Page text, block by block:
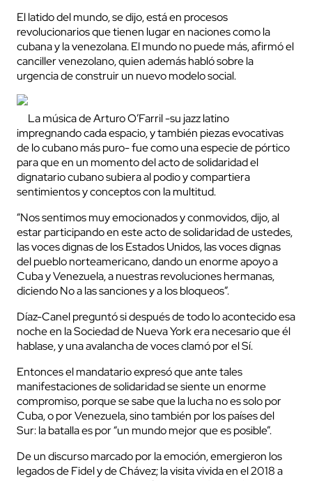
El latido del mundo, se dijo, está en procesos
revolucionarios que tienen lugar en naciones como la
cubana y la venezolana. El mundo no puede más, afirmó el
canciller venezolano, quien además habló sobre la
urgencia de construir un nuevo modelo social.
La música de Arturo O’Farril -su jazz latino
impregnando cada espacio, y también piezas evocativas
de lo cubano más puro- fue como una especie de pórtico
para que en un momento del acto de solidaridad el
dignatario cubano subiera al podio y compartiera
sentimientos y conceptos con la multitud.
“Nos sentimos muy emocionados y conmovidos, dijo, al
estar participando en este acto de solidaridad de ustedes,
las voces dignas de los Estados Unidos, las voces dignas
del pueblo norteamericano, dando un enorme apoyo a
Cuba y Venezuela, a nuestras revoluciones hermanas,
diciendo No a las sanciones y a los bloqueos”.
Díaz-Canel preguntó si después de todo lo acontecido esa
noche en la Sociedad de Nueva York era necesario que él
hablase, y una avalancha de voces clamó por el Sí.
Entonces el mandatario expresó que ante tales
manifestaciones de solidaridad se siente un enorme
compromiso, porque se sabe que la lucha no es solo por
Cuba, o por Venezuela, sino también por los países del
Sur: la batalla es por “un mundo mejor que es posible”.
De un discurso marcado por la emoción, emergieron los
legados de Fidel y de Chávez; la visita vivida en el 2018 a